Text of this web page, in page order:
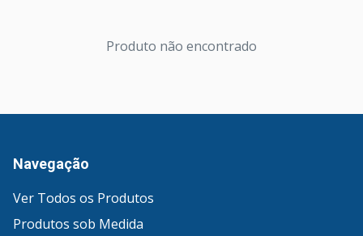
Produto não encontrado
Navegação
Ver Todos os Produtos
Produtos sob Medida